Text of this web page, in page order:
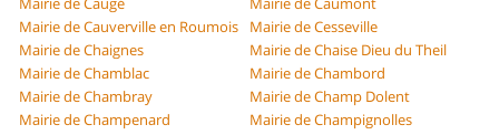
Mairie de Cauverville en Roumois
Mairie de Cesseville
Mairie de Chaignes
Mairie de Chaise Dieu du Theil
Mairie de Chamblac
Mairie de Chambord
Mairie de Chambray
Mairie de Champ Dolent
Mairie de Champenard
Mairie de Champignolles